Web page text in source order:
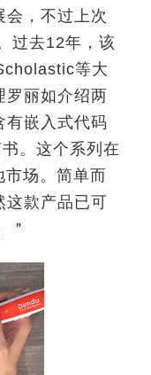
，不过上次
过去12年，该
等大
罗丽如介绍两
有嵌入式代码
。这个系列在
场。简单而
这款产品已可
＂